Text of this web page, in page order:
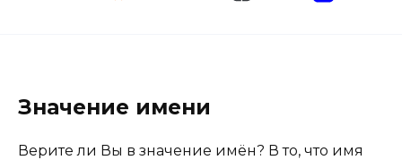
Значение имени
Верите ли Вы в значение имён? В то, что имя